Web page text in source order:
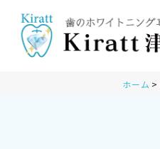
ホーム